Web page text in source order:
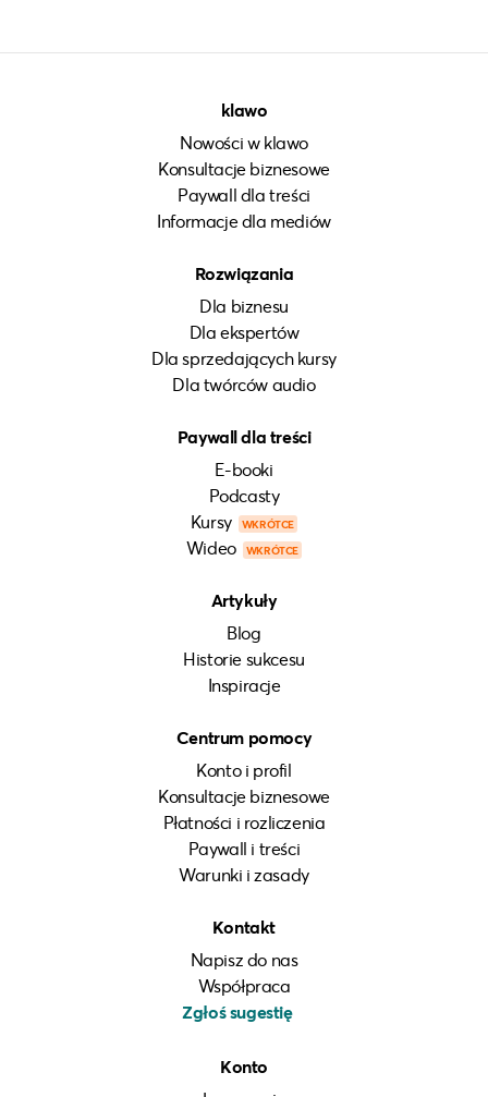
klawo
Nowości w klawo
Konsultacje biznesowe
Paywall dla treści
Informacje dla mediów
Rozwiązania
Dla biznesu
Dla ekspertów
Dla sprzedających kursy
Dla twórców audio
Paywall dla treści
E-booki
Podcasty
Kursy
WKRÓTCE
Wideo WKRÓTCE
Artykuły
Blog
Historie sukcesu
Inspiracje
Centrum pomocy
Konto i profil
Konsultacje biznesowe
Płatności i rozliczenia
Paywall i treści
Warunki i zasady
Kontakt
Napisz do nas
Współpraca
Zgłoś sugestię
Konto